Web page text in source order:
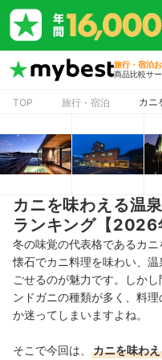
旅行・宿泊
商品比較サ
TOP 旅行・宿泊 カニ
カニを味わえる温
ランキング【2026
冬の味覚の代表格であるカ
懐石でカニ料理を味わい、
ごせるのが魅力です。しか
ンドガニの種類が多く、料
か迷ってしまいますよね。
そこで今回は、
カニを味わ